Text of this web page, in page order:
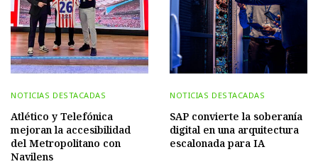
NOTICIAS DESTACADAS
Atlético y Telefónica
mejoran la accesibilidad
del Metropolitano con
Navilens
NOTICIAS DESTACADAS
SAP convierte la soberanía
digital en una arquitectura
escalonada para IA